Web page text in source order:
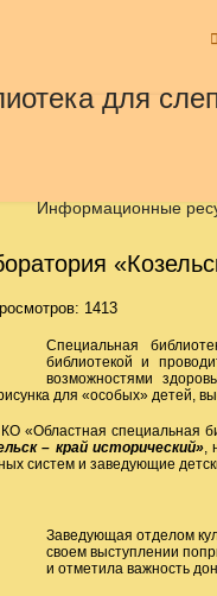
Информационные
1413
Специальная
библиотекой и
возможностями
для «особых» детей,
«Областная специальная
– край исторический»,
систем и заведующие
Заведующая отделом
своем выступлении
и отметила важность